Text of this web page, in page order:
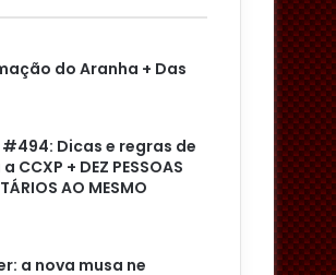
do Aranha + Das
Dicas e regras de
+ DEZ PESSOAS
AO MESMO
a nova musa ne